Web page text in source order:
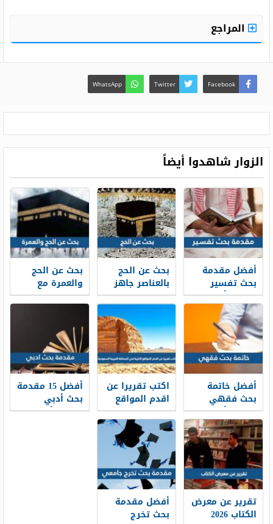
المراجع
Facebook
Twitter
WhatsApp
الزوار شاهدوا أيضاً
أفضل مقدمة
بحث تفسير
تناسب أي بحث
تفسير 2026
بحث عن الحج
بالعناصر جاهز
للطباعة
بحث عن الحج
والعمرة مع
مقدمة وخاتمة
PDF
أفضل خاتمة
بحث فقهي
تناسب أي بحث
فقهي 2026
اكتب تقريرا عن
اقدم المواقع
الاثرية في
المملكة العربية
السعودية 2026
أفضل 15 مقدمة
بحث أدبي
تناسب أي بحث
تقرير عن معرض
الكتاب 2026
أفضل مقدمة
بحث تخرج